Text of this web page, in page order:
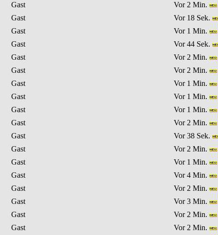
Gast
Vor 2 Min.
Gast
Vor 18 Sek.
Gast
Vor 1 Min.
Gast
Vor 44 Sek.
Gast
Vor 2 Min.
Gast
Vor 2 Min.
Gast
Vor 1 Min.
Gast
Vor 1 Min.
Gast
Vor 1 Min.
Gast
Vor 2 Min.
Gast
Vor 38 Sek.
Gast
Vor 2 Min.
Gast
Vor 1 Min.
Gast
Vor 4 Min.
Gast
Vor 2 Min.
Gast
Vor 3 Min.
Gast
Vor 2 Min.
Gast
Vor 2 Min.